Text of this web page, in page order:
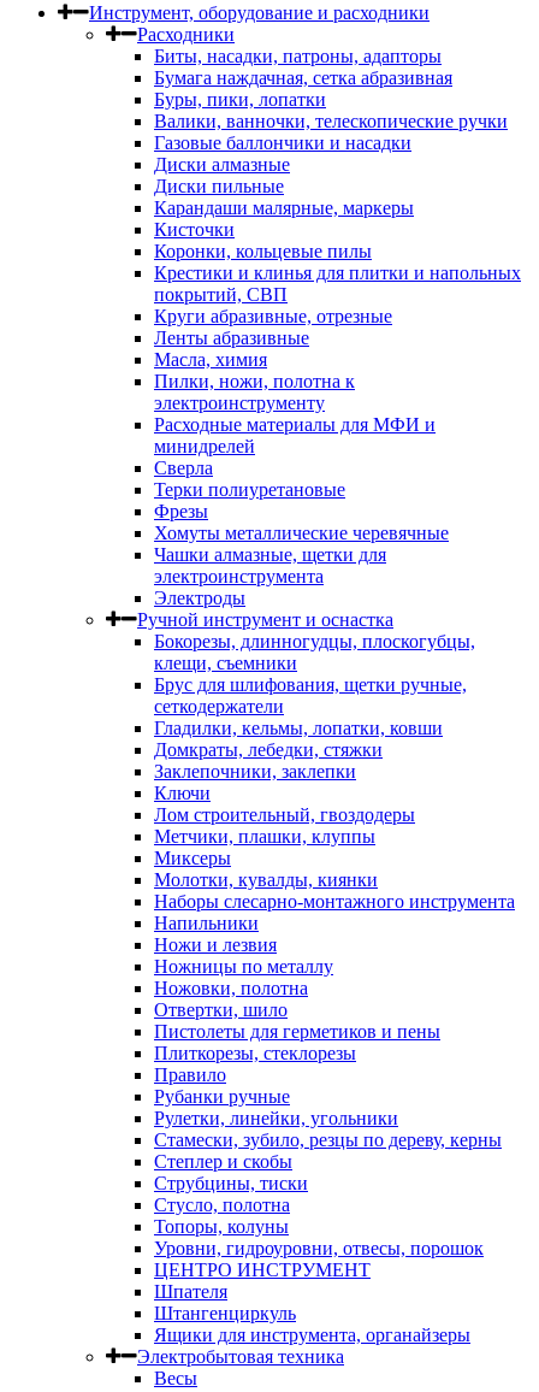
Инструмент, оборудование и расходники
Расходники
Биты, насадки, патроны, адапторы
Бумага наждачная, сетка абразивная
Буры, пики, лопатки
Валики, ванночки, телескопические ручки
Газовые баллончики и насадки
Диски алмазные
Диски пильные
Карандаши малярные, маркеры
Кисточки
Коронки, кольцевые пилы
Крестики и клинья для плитки и напольных
покрытий, СВП
Круги абразивные, отрезные
Ленты абразивные
Масла, химия
Пилки, ножи, полотна к
электроинструменту
Расходные материалы для МФИ и
минидрелей
Сверла
Терки полиуретановые
Фрезы
Хомуты металлические черевячные
Чашки алмазные, щетки для
электроинструмента
Электроды
Ручной инструмент и оснастка
Бокорезы, длинногудцы, плоскогубцы,
клещи, съемники
Брус для шлифования, щетки ручные,
сеткодержатели
Гладилки, кельмы, лопатки, ковши
Домкраты, лебедки, стяжки
Заклепочники, заклепки
Ключи
Лом строительный, гвоздодеры
Метчики, плашки, клуппы
Миксеры
Молотки, кувалды, киянки
Наборы слесарно-монтажного инструмента
Напильники
Ножи и лезвия
Ножницы по металлу
Ножовки, полотна
Отвертки, шило
Пистолеты для герметиков и пены
Плиткорезы, стеклорезы
Правило
Рубанки ручные
Рулетки, линейки, угольники
Стамески, зубило, резцы по дереву, керны
Степлер и скобы
Струбцины, тиски
Стусло, полотна
Топоры, колуны
Уровни, гидроуровни, отвесы, порошок
ЦЕНТРО ИНСТРУМЕНТ
Шпателя
Штангенциркуль
Ящики для инструмента, органайзеры
Электробытовая техника
Весы